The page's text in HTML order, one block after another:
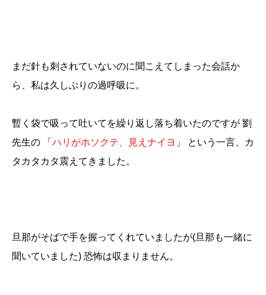
まだ針も刺されていないのに聞こえてしまった会話か
ら、私は久しぶりの過呼吸に。
暫く袋で吸って吐いてを繰り返し落ち着いたのですが 劉
先生の 「 ハリがホソクテ、見えナイヨ 」 という一言、カ
タカタカタ震えてきました。
旦那がそばで手を握ってくれていましたが(旦那も一緒に
聞いていました) 恐怖は収まりません。